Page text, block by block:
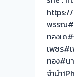
พรรณ#
ทองเค
เพชร#
ทอง#น
จำนำ